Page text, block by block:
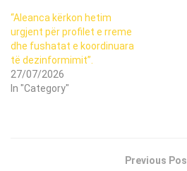
“Aleanca kërkon hetim
urgjent për profilet e rreme
dhe fushatat e koordinuara
të dezinformimit”.
27/07/2026
In "Category"
Previous